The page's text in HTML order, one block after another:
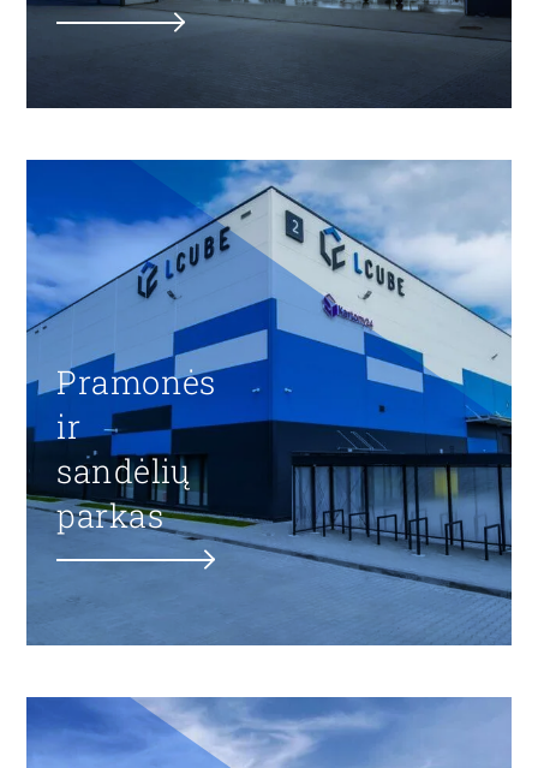
Pramonės
ir
sandėlių
parkas